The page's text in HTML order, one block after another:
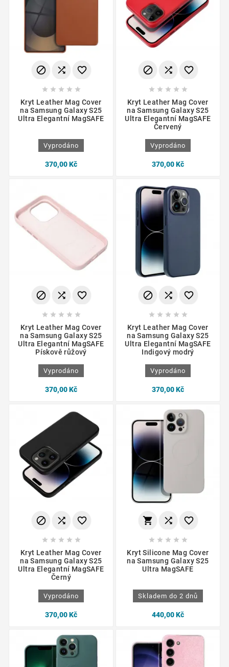
  
    
Kryt Leather Mag Cover
na Samsung Galaxy S25
Ultra Elegantní MagSAFE
Vyprodáno
370,00 Kč
  
    
Kryt Leather Mag Cover
na Samsung Galaxy S25
Ultra Elegantní MagSAFE
Červený
Vyprodáno
370,00 Kč
  
    
Kryt Leather Mag Cover
na Samsung Galaxy S25
Ultra Elegantní MagSAFE
Pískově růžový
Vyprodáno
370,00 Kč
  
    
Kryt Leather Mag Cover
na Samsung Galaxy S25
Ultra Elegantní MagSAFE
Indigový modrý
Vyprodáno
370,00 Kč
  
    
Kryt Leather Mag Cover
na Samsung Galaxy S25
Ultra Elegantní MagSAFE
Černý
Vyprodáno
370,00 Kč
  
    
Kryt Silicone Mag Cover
na Samsung Galaxy S25
Ultra MagSAFE
Skladem do 2 dnů
440,00 Kč